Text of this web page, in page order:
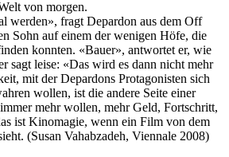
von morgen.
werden», fragt Depardon aus dem Off
Sohn auf einem der wenigen Höfe, die
konnten. «Bauer», antwortet er, wie
sagt leise: «Das wird es dann nicht mehr
mit der Depardons Protagonisten sich
wollen, ist die andere Seite einer
mehr wollen, mehr Geld, Fortschritt,
ist Kinomagie, wenn ein Film von dem
(Susan Vahabzadeh, Viennale 2008)